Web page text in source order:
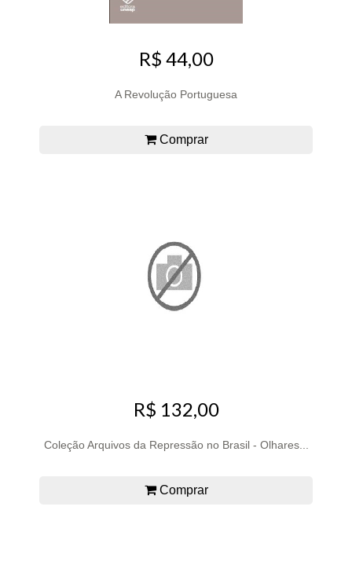
R$ 44,00
A Revolução Portuguesa
Comprar
R$ 132,00
Coleção Arquivos da Repressão no Brasil - Olhares...
Comprar